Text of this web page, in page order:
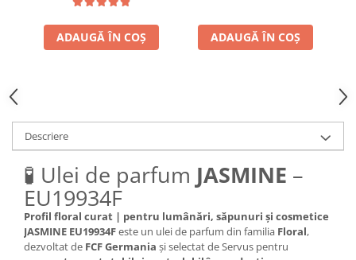
ADAUGĂ ÎN COȘ ADAUGĂ ÎN COȘ
Descriere
🧪 Ulei de parfum JASMINE –
EU19934F
Profil floral curat | pentru lumânări, săpunuri și cosmetice
JASMINE EU19934Feste un ulei de parfum din familia Floral,
dezvoltat de FCF Germania și selectat de Servus pentru